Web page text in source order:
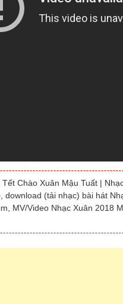
Chào Xuân Mậu Tuất |
(tải nhạc) bài hát
MV/Video Nhạc Xuân 2018